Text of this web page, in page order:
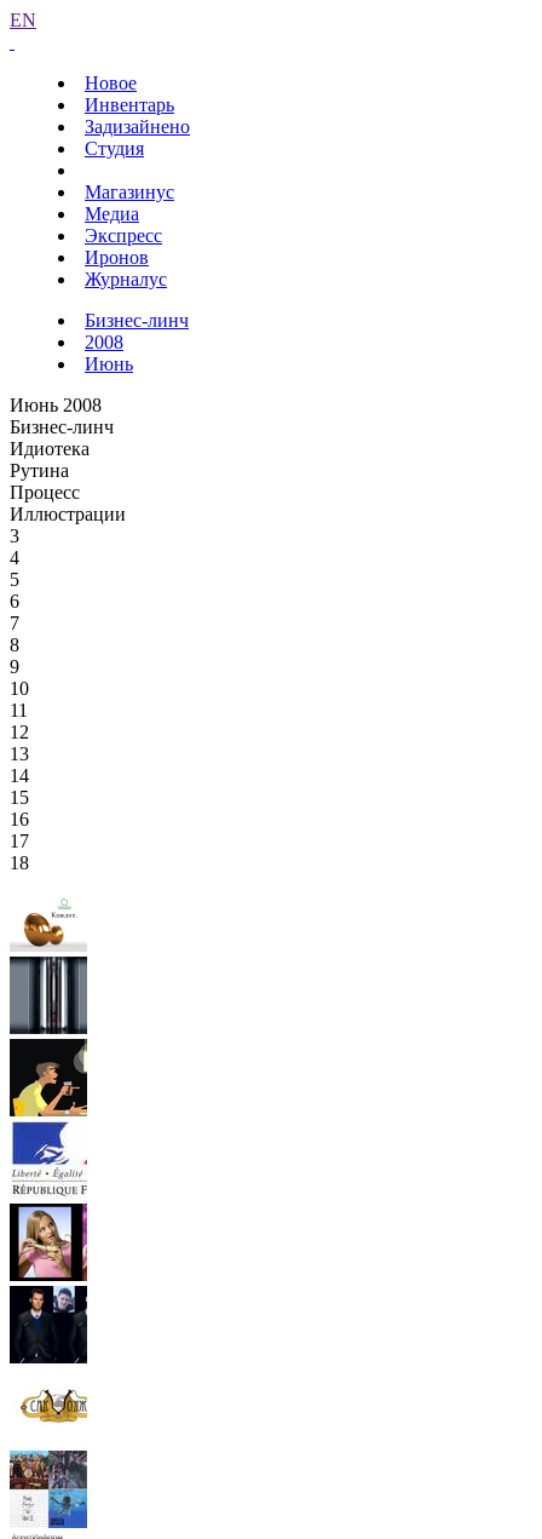
EN
Новое
Инвентарь
Задизайнено
Студия
Магазинус
Медиа
Экспресс
Иронов
Журналус
Бизнес-линч
2008
Июнь
Июнь 2008
Бизнес-линч
Идиотека
Рутина
Процесс
Иллюстрации
3
4
5
6
7
8
9
10
11
12
13
14
15
16
17
18